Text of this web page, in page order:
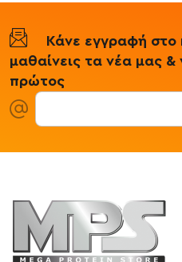
Κάνε εγγραφή στο
μαθαίνεις τα νέα μας
πρώτος